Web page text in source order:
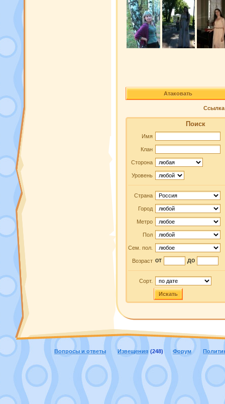
Атаковать
Ссылка
Поиск
Имя
Клан
Сторона
Уровень
Страна
Город
Метро
Пол
Сем. пол.
Возраст от до
Сорт.
Искать
Вопросы и ответы Извещения (248) Форум